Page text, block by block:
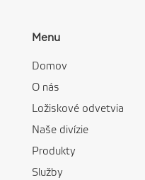
Menu
Domov
O nás
Ložiskové odvetvia
Naše divízie
Produkty
Služby